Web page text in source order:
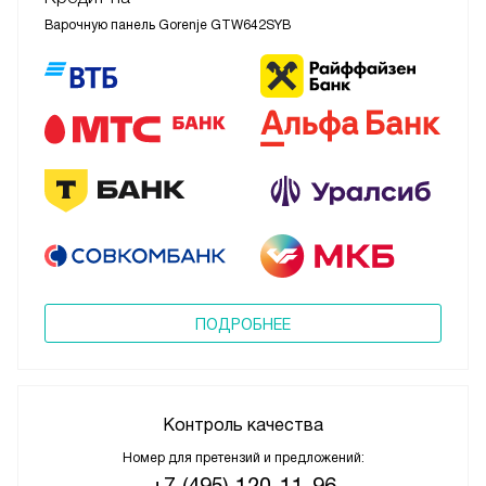
Варочную панель Gorenje GTW642SYB
ПОДРОБНЕЕ
Контроль качества
Номер для претензий и предложений: